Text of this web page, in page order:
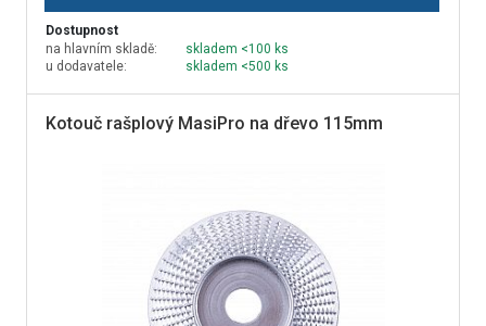
Dostupnost
na hlavním skladě:
skladem <100 ks
u dodavatele:
skladem <500 ks
Kotouč rašplový MasiPro na dřevo 115mm